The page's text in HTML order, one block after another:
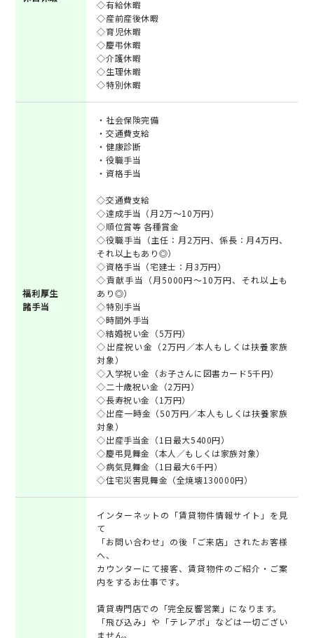
◇有給休暇
◇産前産後休暇
◇育児休暇
◇慶弔休暇
◇介護休暇
◇生理休暇
◇特別休暇
福利厚生
諸手当
・社会保険完備
・交通費支給
・健康診断
・役職手当
・資格手当
◇交通費支給
◇達成手当（月2万～10万円）
◇順位賞等 各種賞金
◇役職手当（主任：月2万円、係長：月4万円、
それ以上もあり◎）
◇資格手当（宅建士：月3万円）
◇貢献手当（月5000円～10万円、それ以上も
あり◎）
◇特別手当
◇時間外手当
◇結婚祝い金（5万円）
◇出産祝い金（2万円／本人もしくは扶養家族
対象）
◇入学祝い金（お子さんに図書カード5千円）
◇二十歳祝い金（2万円）
◇長寿祝い金（1万円）
◇出産一時金（50万円／本人もしくは扶養家族
対象）
◇出産手当金（1日最大5400円）
◇慶弔見舞金（本人／もしくは家族対象）
◇病気見舞金（1日最大6千円）
◇住宅災害見舞金（全焼壊130000円）
インターネットの「賃貸物件情報サイト」を見
て
「お問い合わせ」の後「ご来店」されたお客様
へ、
カウンターにて接客、賃貸物件のご紹介・ご案
内をするお仕事です。
賃貸専門店での「完全反響営業」になります。
「飛び込み」や「テレアポ」などは一切ござい
ません。